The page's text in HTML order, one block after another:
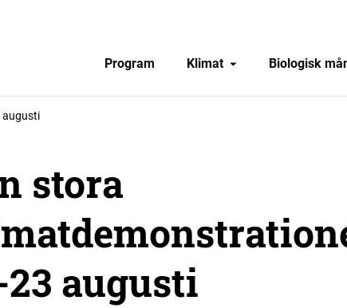
Program Klimat Biologisk
augusti
stora
23 augusti